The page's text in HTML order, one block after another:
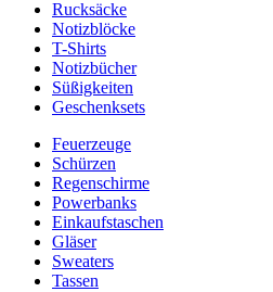
Rucksäcke
Notizblöcke
T-Shirts
Notizbücher
Süßigkeiten
Geschenksets
Feuerzeuge
Schürzen
Regenschirme
Powerbanks
Einkaufstaschen
Gläser
Sweaters
Tassen